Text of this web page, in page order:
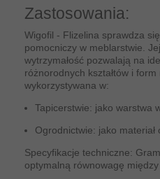
Zastosowania:
Wigofil - Flizelina sprawdza
pomocniczy w meblarstwie.
wytrzymałość pozwalają na
różnorodnych kształtów i
wykorzystywana w:
Tapicerstwie: jako warstwa
Ogrodnictwie: jako
Specyfikacje techniczne:
optymalną równowagę